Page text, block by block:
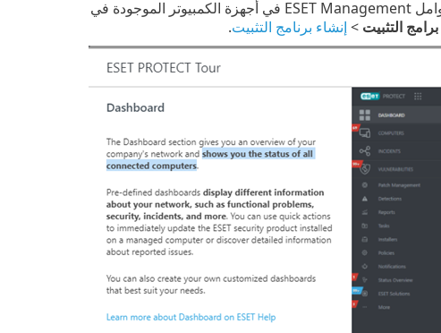
لنشر عوامل ESET Management في أجهزة الكمبيوتر الموجودة في
برامج التثبيت > إنشاء برنامج التثبيت.